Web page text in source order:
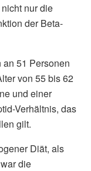
nur die
der Beta-
51 Personen
von 55 bis 62
und einer
Verhältnis, das
gilt.
Diät, als
die